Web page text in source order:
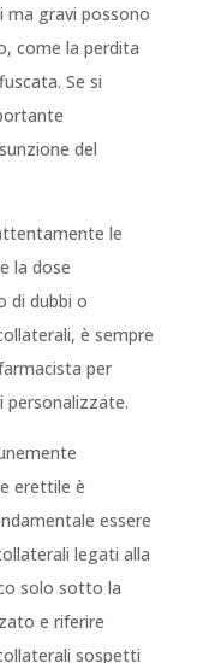
gravi possono
come la perdita
Se si
del
le
la dose
di dubbi o
è sempre
per
personalizzate.
erettile è
essere
legati alla
solo sotto la
e riferire
sospetti